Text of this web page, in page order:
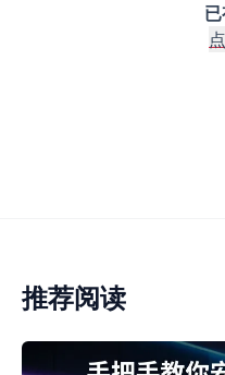
推荐阅读